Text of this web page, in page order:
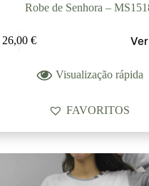
Robe de Senhora –
26,00 €
Visualização rápida
FAVORITOS